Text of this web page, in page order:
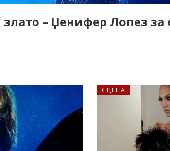
– Џенифер Лопез за
СЦЕНА